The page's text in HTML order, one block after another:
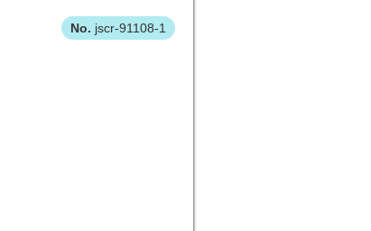
jscr-91108-1